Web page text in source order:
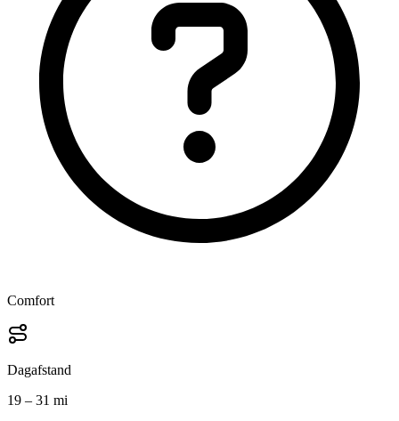
Comfort
Dagafstand
19 – 31 mi